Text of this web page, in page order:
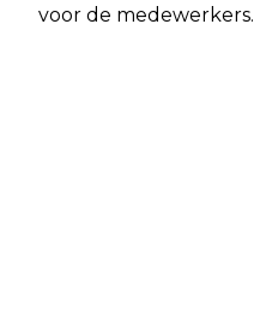
voor de medewerkers.